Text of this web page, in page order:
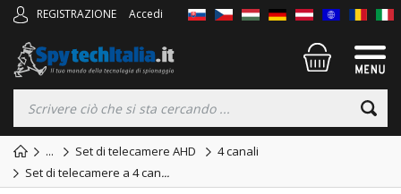
REGISTRAZIONE Accedi
... Set di telecamere AHD
4 canali
Set di telecamere a 4 can...